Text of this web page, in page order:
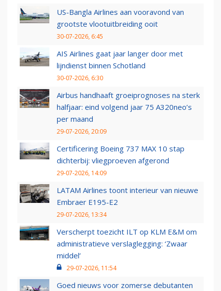
US-Bangla Airlines aan vooravond van
grootste vlootuitbreiding ooit
30-07-2026, 6:45
AIS Airlines gaat jaar langer door met
lijndienst binnen Schotland
30-07-2026, 6:30
Airbus handhaaft groeiprognoses na sterk
halfjaar: eind volgend jaar 75 A320neo’s
per maand
29-07-2026, 20:09
Certificering Boeing 737 MAX 10 stap
dichterbij: vliegproeven afgerond
29-07-2026, 14:09
LATAM Airlines toont interieur van nieuwe
Embraer E195-E2
29-07-2026, 13:34
Verscherpt toezicht ILT op KLM E&M om
administratieve verslaglegging: ‘Zwaar
middel’
29-07-2026, 11:54
Goed nieuws voor zomerse debutanten